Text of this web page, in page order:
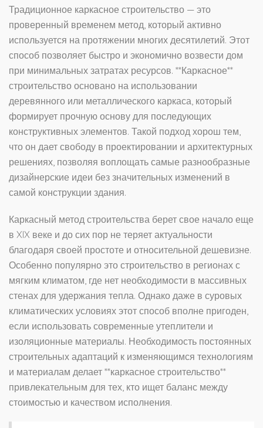
Традиционное каркасное строительство — это
проверенный временем метод, который активно
используется на протяжении многих десятилетий. Этот
способ позволяет быстро и экономично возвести дом
при минимальных затратах ресурсов. **Каркасное**
строительство основано на использовании
деревянного или металлического каркаса, который
формирует прочную основу для последующих
конструктивных элементов. Такой подход хорош тем,
что он дает свободу в проектировании и архитектурных
решениях, позволяя воплощать самые разнообразные
дизайнерские идеи без значительных изменений в
самой конструкции здания.
Каркасный метод строительства берет свое начало еще
в XIX веке и до сих пор не теряет актуальности
благодаря своей простоте и относительной дешевизне.
Особенно популярно это строительство в регионах с
мягким климатом, где нет необходимости в массивных
стенах для удержания тепла. Однако даже в суровых
климатических условиях этот способ вполне пригоден,
если использовать современные утеплители и
изоляционные материалы. Необходимость постоянных
строительных адаптаций к изменяющимся технологиям
и материалам делает **каркасное строительство**
привлекательным для тех, кто ищет баланс между
стоимостью и качеством исполнения.